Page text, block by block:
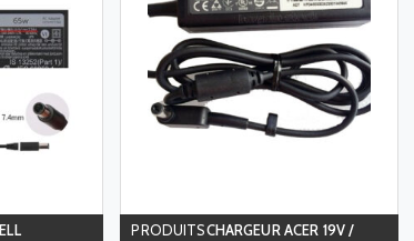
CHARGEUR ACER 19V /